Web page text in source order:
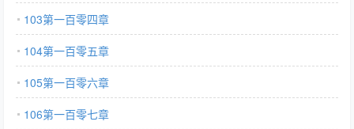
103第一百零四章
104第一百零五章
105第一百零六章
106第一百零七章